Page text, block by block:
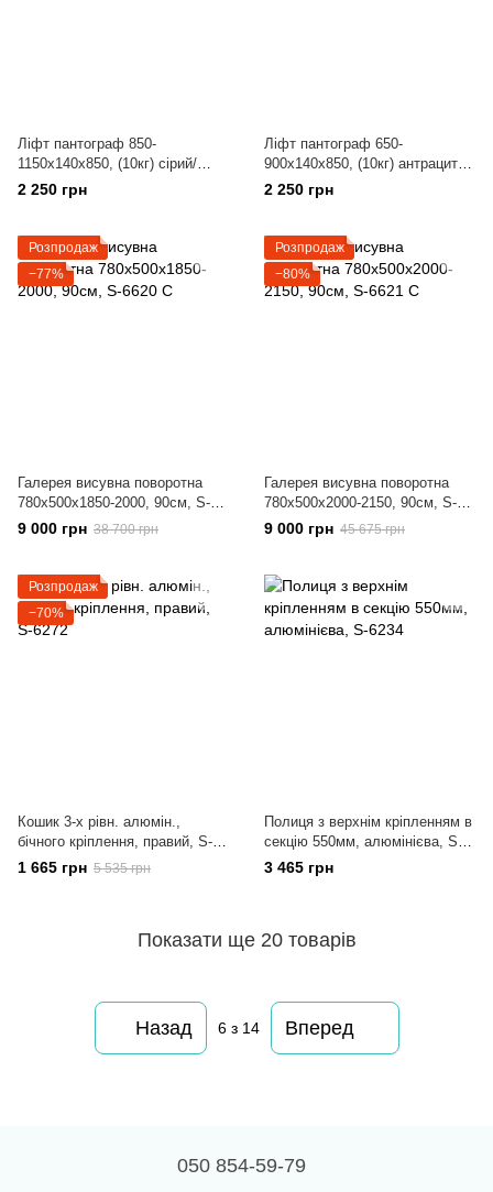
Ліфт пантограф 850-
1150х140х850, (10кг) сірий/
хром, S-6013-G
2 250 грн
Ліфт пантограф 650-
900х140х850, (10кг) антрацит/
хром, S-6013-1A
2 250 грн
Розпродаж
−77%
Галерея висувна поворотна
780х500х1850-2000, 90см, S-
6620 С
9 000 грн 38 700 грн
Розпродаж
−80%
Галерея висувна поворотна
780х500х2000-2150, 90см, S-
6621 С
9 000 грн 45 675 грн
Розпродаж
−70%
Кошик 3-х рівн. алюмін.,
бічного кріплення, правий, S-
6272
1 665 грн 5 535 грн
Полиця з верхнім кріпленням в
секцію 550мм, алюмінієва, S-
6234
3 465 грн
Показати ще 20 товарів
Назад 6з 14 Вперед
050 854-59-79